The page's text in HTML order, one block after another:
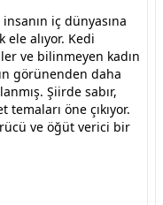
iç dünyasına
ele alıyor. Kedi
ve bilinmeyen kadın
görünenden daha
Şiirde sabır,
öne çıkıyor.
ve öğüt verici bir